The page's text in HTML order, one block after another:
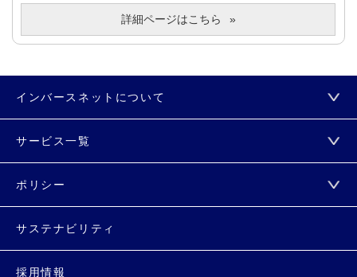
詳細ページはこちら
インバースネットについて
サービス一覧
ポリシー
サステナビリティ
採用情報